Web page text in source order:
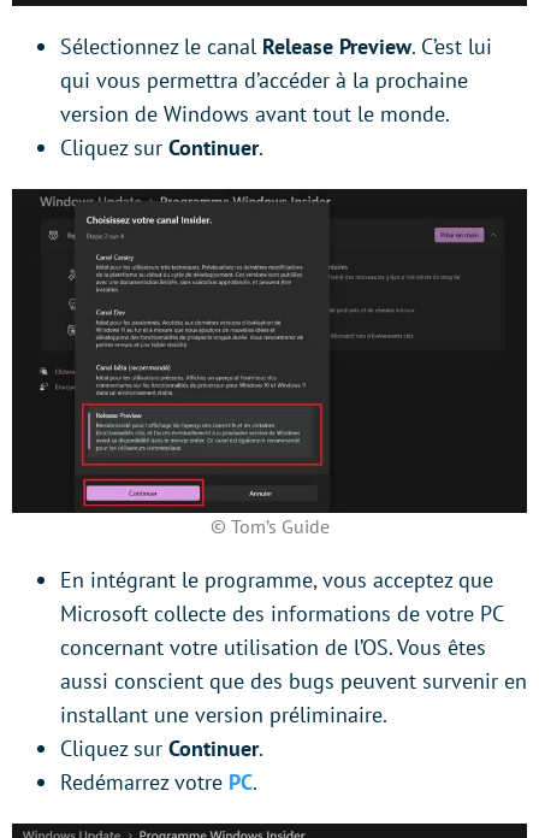
Sélectionnez le canal Release Preview. C’est lui
qui vous permettra d’accéder à la prochaine
version de Windows avant tout le monde.
Cliquez sur Continuer.
© Tom’s Guide
En intégrant le programme, vous acceptez que
Microsoft collecte des informations de votre PC
concernant votre utilisation de l’OS. Vous êtes
aussi conscient que des bugs peuvent survenir en
installant une version préliminaire.
Cliquez sur Continuer.
Redémarrez votre PC.